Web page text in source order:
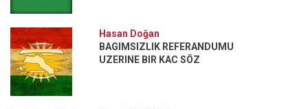
Hasan Doğan
BAGIMSIZLIK REFERANDUMU
UZERINE BIR KAC SÖZ